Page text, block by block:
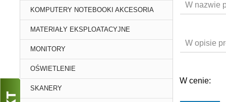
KOMPUTERY NOTEBOOKI AKCESORIA
MATERIAŁY EKSPLOATACYJNE
MONITORY
OŚWIETLENIE
SKANERY
W nazwie
W opisie
W cenie: